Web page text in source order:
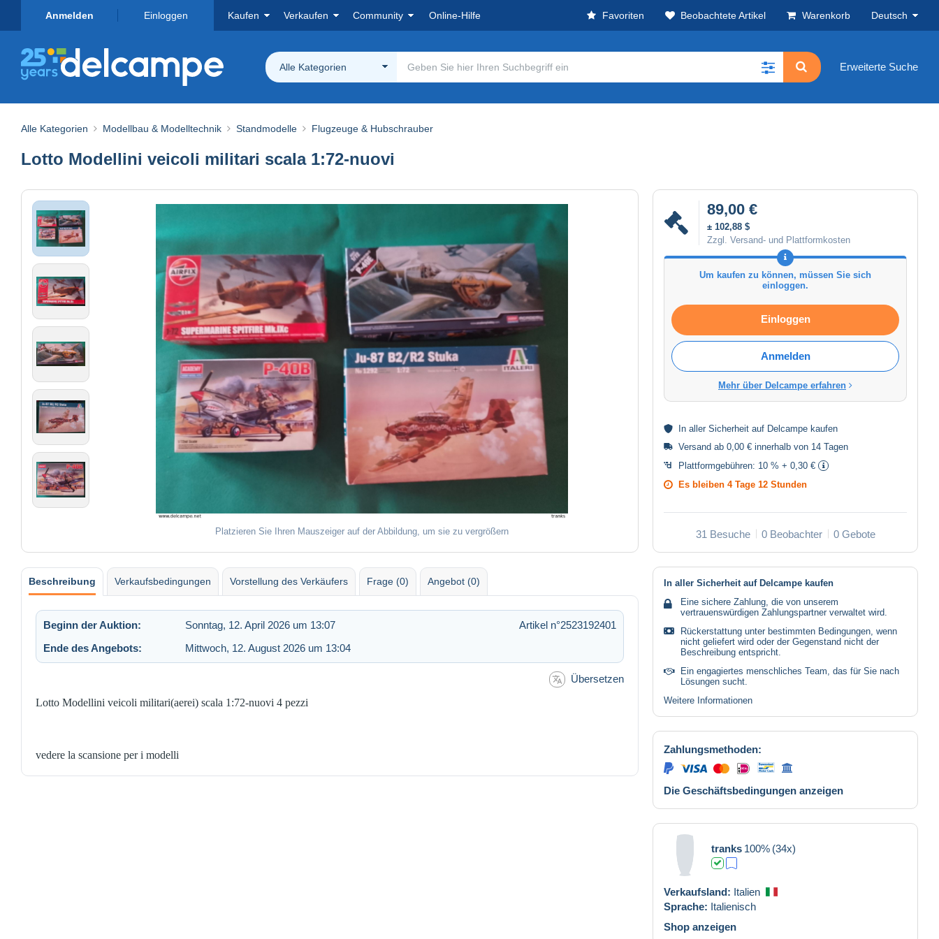
Anmelden Einloggen Kaufen Verkaufen Community Online-Hilfe Favoriten Beobachtete Artikel Warenkorb Deutsch
Alle Kategorien Erweiterte Suche
Alle Kategorien Modellbau & Modelltechnik Standmodelle Flugzeuge & Hubschrauber
Lotto Modellini veicoli militari scala 1:72-nuovi
Platzieren Sie Ihren Mauszeiger auf der Abbildung, um sie zu vergrößern
89,00 €
± 102,88 $
Zzgl. Versand- und Plattformkosten
Um kaufen zu können, müssen Sie sich
einloggen.
Einloggen
Anmelden
Mehr über Delcampe erfahren
In aller Sicherheit auf Delcampe kaufen
Versand ab 0,00 € innerhalb von 14 Tagen
Plattformgebühren: 10 % + 0,30 €
Es bleiben 4 Tage 12 Stunden
31 Besuche 0 Beobachter 0 Gebote
Beschreibung Verkaufsbedingungen Vorstellung des Verkäufers Frage (0) Angebot (0)
Beginn der Auktion: Sonntag, 12. April 2026 um 13:07
Artikel n°2523192401
Ende des Angebots:
Mittwoch, 12. August 2026 um 13:04
Übersetzen
Lotto Modellini veicoli militari(aerei) scala 1:72-nuovi 4 pezzi
vedere la scansione per i modelli
In aller Sicherheit auf Delcampe kaufen
Eine sichere Zahlung, die von unserem
vertrauenswürdigen Zahlungspartner verwaltet wird.
Rückerstattung unter bestimmten Bedingungen, wenn
nicht geliefert wird oder der Gegenstand nicht der
Beschreibung entspricht.
Ein engagiertes menschliches Team, das für Sie nach
Lösungen sucht.
Weitere Informationen
Zahlungsmethoden:
Die Geschäftsbedingungen anzeigen
tranks 100% (34x)
Verkaufsland: Italien
Sprache: Italienisch
Shop anzeigen